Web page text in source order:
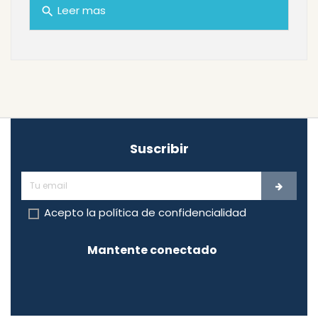
search Leer mas
Suscribir
Acepto la política de confidencialidad
Mantente conectado